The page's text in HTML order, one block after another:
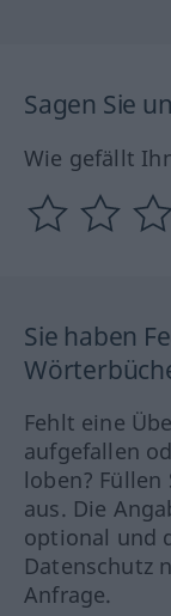
Sagen Sie
Wie gefällt
Sie haben
Fehlt eine
aufgefallen
loben? Füllen
aus. Die
optional und
Datenschutz
Anfrage.